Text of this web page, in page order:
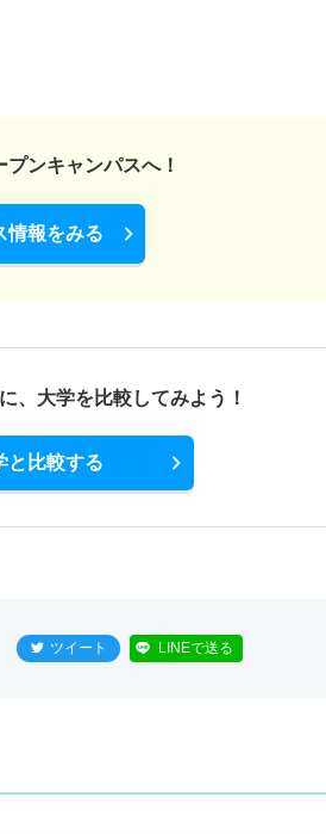
プンキャンパスへ！
情報をみる
、 大学を比較してみよう！
と比較する
ツイート LINEで送る